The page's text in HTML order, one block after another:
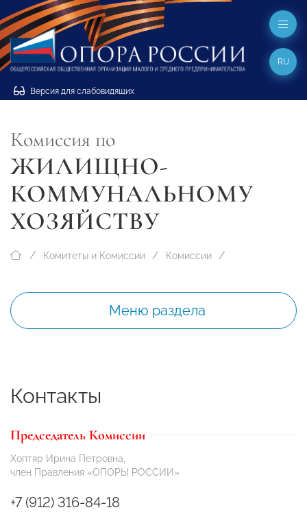
Версия для слабовидящих
RU
Комиссия по
ЖИЛИЩНО-
КОММУНАЛЬНОМУ
ХОЗЯЙСТВУ
Комитеты и Комиссии Комиссии
Меню раздела
Контакты
Председатель Комиссии
Хоптяр Ирина Петровна,
член Правления «ОПОРЫ РОССИИ»
+7 (912) 316-84-18